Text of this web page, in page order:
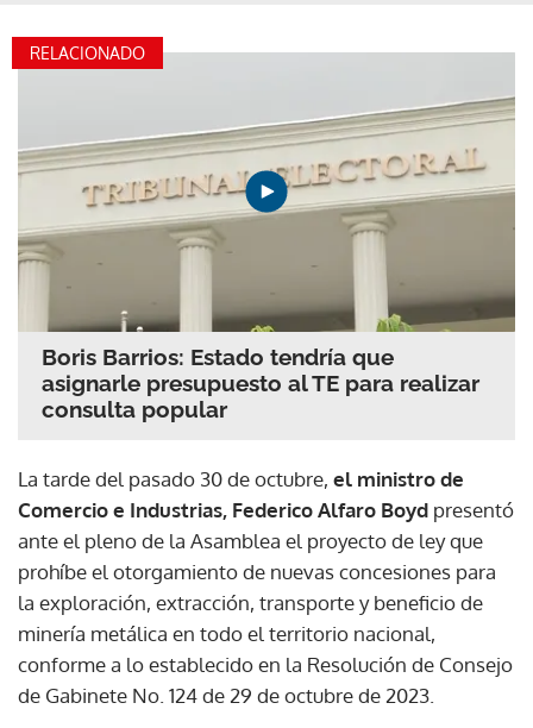
RELACIONADO
Boris Barrios: Estado tendría que
asignarle presupuesto al TE para realizar
consulta popular
La tarde del pasado 30 de octubre, el ministro de
Comercio e Industrias, Federico Alfaro Boyd presentó
ante el pleno de la Asamblea el proyecto de ley que
prohíbe el otorgamiento de nuevas concesiones para
la exploración, extracción, transporte y beneficio de
minería metálica en todo el territorio nacional,
conforme a lo establecido en la Resolución de Consejo
de Gabinete No. 124 de 29 de octubre de 2023.